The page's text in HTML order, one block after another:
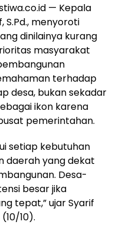
— Kepala
S.Pd., menyoroti
dinilainya kurang
masyarakat
terhadap
desa, bukan sekadar
ikon karena
pemerintahan.
setiap kebutuhan
daerah yang dekat
Desa-
besar jika
tepat,” ujar Syarif
10).